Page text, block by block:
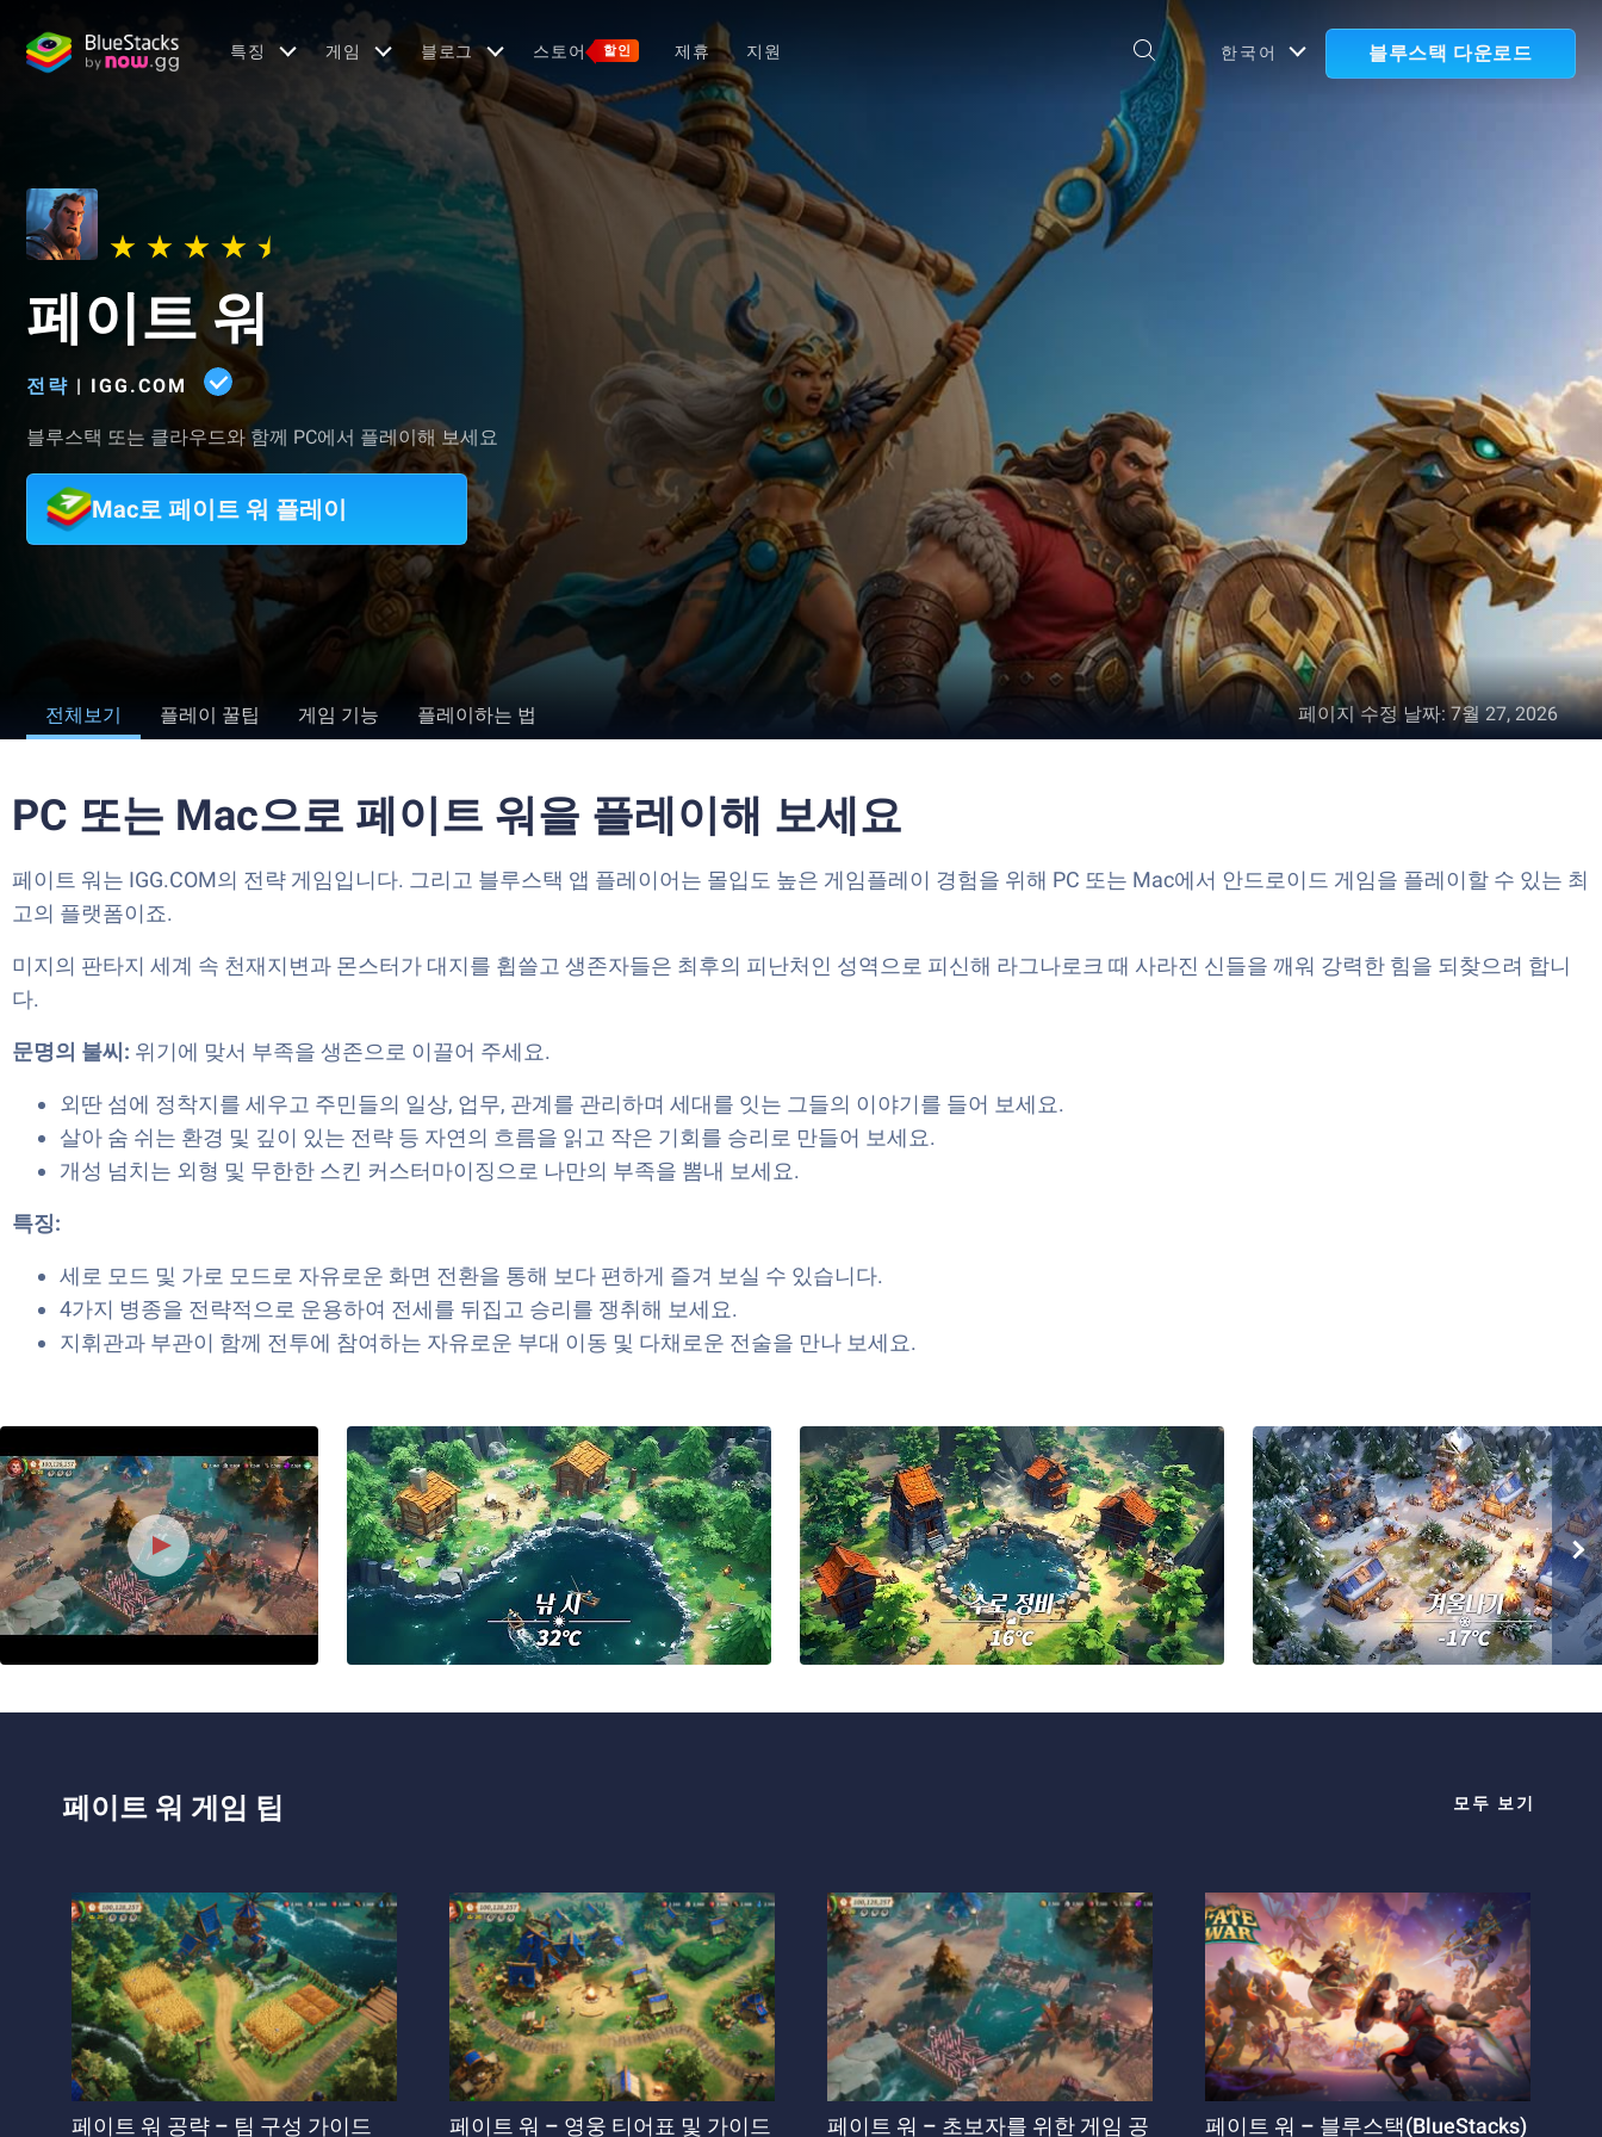
특징 게임 블로그 스토어 할인 제휴 지원 한국어 블루스택 다운로드
페이트 워
전략 | IGG.COM
블루스택 또는 클라우드와 함께 PC에서 플레이해 보세요
Mac로 페이트 워 플레이
전체보기 플레이 꿀팁 게임 기능 플레이하는 법 페이지 수정 날짜:7월 27, 2026
PC 또는 Mac으로 페이트 워을 플레이해 보세요
페이트 워는 IGG.COM의 전략 게임입니다. 그리고 블루스택 앱 플레이어는 몰입도 높은 게임플레이 경험을 위해 PC 또는 Mac에서 안드로이드 게임을 플레이할 수 있는 최
고의 플랫폼이죠.
미지의 판타지 세계 속 천재지변과 몬스터가 대지를 휩쓸고 생존자들은 최후의 피난처인 성역으로 피신해 라그나로크 때 사라진 신들을 깨워 강력한 힘을 되찾으려 합니
다.
문명의 불씨: 위기에 맞서 부족을 생존으로 이끌어 주세요.
외딴 섬에 정착지를 세우고 주민들의 일상, 업무, 관계를 관리하며 세대를 잇는 그들의 이야기를 들어 보세요.
살아 숨 쉬는 환경 및 깊이 있는 전략 등 자연의 흐름을 읽고 작은 기회를 승리로 만들어 보세요.
개성 넘치는 외형 및 무한한 스킨 커스터마이징으로 나만의 부족을 뽐내 보세요.
특징:
세로 모드 및 가로 모드로 자유로운 화면 전환을 통해 보다 편하게 즐겨 보실 수 있습니다.
4가지 병종을 전략적으로 운용하여 전세를 뒤집고 승리를 쟁취해 보세요.
지휘관과 부관이 함께 전투에 참여하는 자유로운 부대 이동 및 다채로운 전술을 만나 보세요.
페이트 워 게임 팁 모두 보기
페이트 워 공략 – 팀 구성 가이드 페이트 워 – 영웅 티어표 및 가이드 페이트 워 – 초보자를 위한 게임 공 페이트 워 – 블루스택(BlueStacks)